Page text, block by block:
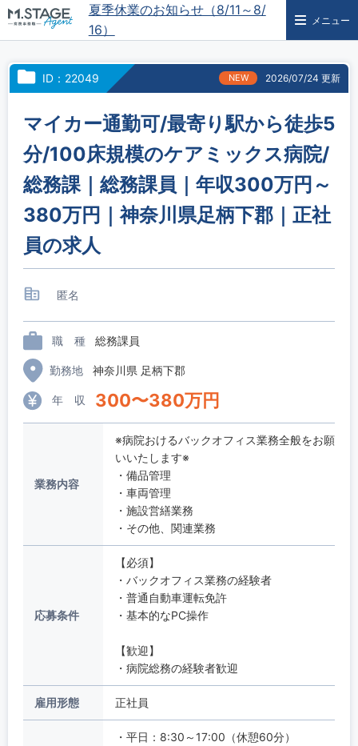
夏季休業のお知らせ（8/11～8/
16）
メニュー
ID：22049 NEW 2026/07/24 更新
マイカー通勤可/最寄り駅から徒歩5
分/100床規模のケアミックス病院/
総務課｜総務課員｜年収300万円～
380万円｜神奈川県足柄下郡｜正社
員の求人
匿名
職 種 総務課員
勤務地 神奈川県 足柄下郡
年 収 300〜380万円
業務内容
※病院おけるバックオフィス業務全般をお願
いいたします※
・備品管理
・車両管理
・施設営繕業務
・その他、関連業務
応募条件
【必須】
・バックオフィス業務の経験者
・普通自動車運転免許
・基本的なPC操作
【歓迎】
・病院総務の経験者歓迎
雇用形態 正社員
・平日：8:30～17:00（休憩60分）